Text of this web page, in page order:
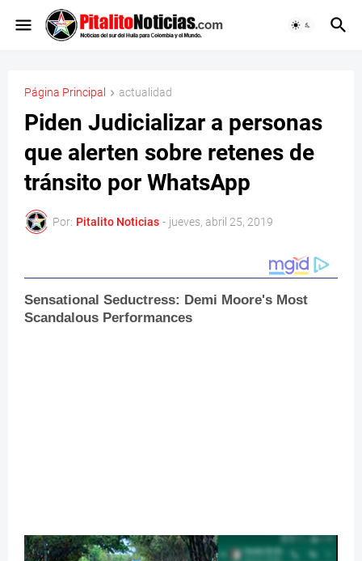
Página Principal actualidad
Piden Judicializar a personas
que alerten sobre retenes de
tránsito por WhatsApp
Por: Pitalito Noticias - jueves, abril 25, 2019